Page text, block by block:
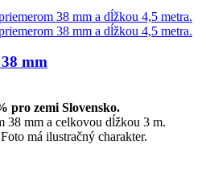
mm
pro zemi Slovensko.
38 mm a celkovou dĺžkou 3 m.
má ilustračný charakter.